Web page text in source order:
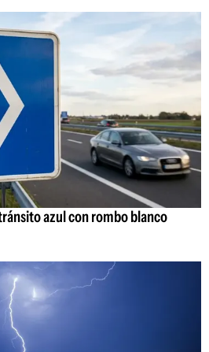
azul con rombo blanco